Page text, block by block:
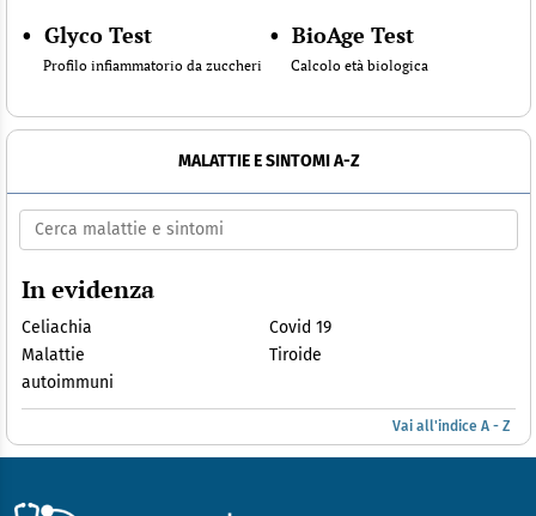
• Glyco Test
Profilo infiammatorio da zuccheri
• BioAge Test
Calcolo età biologica
MALATTIE E SINTOMI A-Z
In evidenza
Celiachia
Covid 19
Malattie
autoimmuni
Tiroide
Vai all'indice A - Z